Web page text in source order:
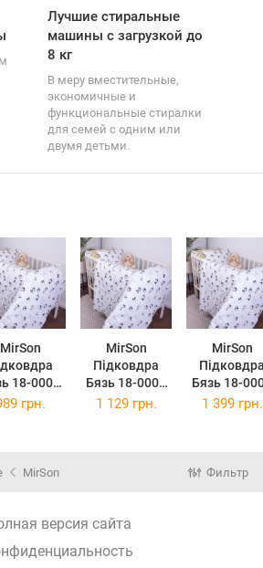
Лучшие стиральные
машины с загрузкой до
8 кг
В меру вместительные,
экономичные и
функциональные стиралки
для семей с одним или
двумя детьми.
MirSon
18-0003
175 x
MirSon
Підковдра
Бязь 18-0003
Pinokio 200 x
MirSon
Бязь 18-
Pinokio
грн. 1 129 грн. 1 399 грн.
MirSon Фильтр
версия сайта